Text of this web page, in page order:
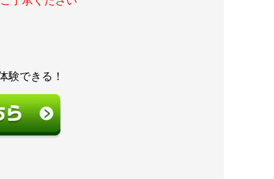
験できる！